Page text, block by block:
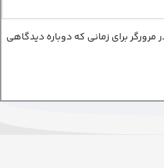
برای زمانی که دوباره دیدگاهی